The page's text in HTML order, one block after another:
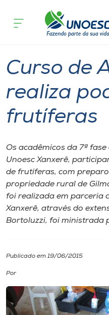
Cursos
Atendimento ao
Portal de Ensino
A
Unoesc
Internacionalização
Cultura
acontece
Curso de
realiza
frutíferas
Os acadêmicos da 7ª
Unoesc Xanxerê,
de frutíferas, com
propriedade rural de
foi realizada em parceria
Xanxerê, através do
Bortoluzzi, foi ministrada
Publicado em 19/06/2015
Por